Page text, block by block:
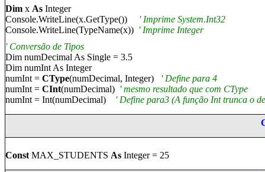
Dim x As Integer
Console.WriteLine(x.GetType())
' Imprime System.Int32
Console.WriteLine(TypeName(x)) ' Imprime Integer
' Conversão de Tipos
Dim numDecimal As Single = 3.5
Dim numInt As Integer
numInt = CType(numDecimal, Integer) ' Define para 4
numInt = CInt(numDecimal) 'mesmo resultado que com CType
numInt = Int(numDecimal)
' Define para3 (A função Inttrunca o
Const MAX_STUDENTS As Integer = 25